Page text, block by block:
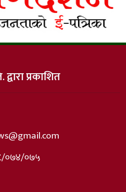
द्वारा प्रकाशित
०७४/०७५